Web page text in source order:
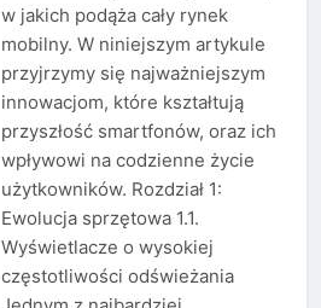
w jakich podąża cały rynek
mobilny. W niniejszym artykule
przyjrzymy się najważniejszym
innowacjom, które kształtują
przyszłość smartfonów, oraz ich
wpływowi na codzienne życie
użytkowników. Rozdział 1:
Ewolucja sprzętowa 1.1.
Wyświetlacze o wysokiej
częstotliwości odświeżania